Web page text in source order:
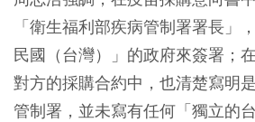
「衛生福利部疾病管制署署長」
民國（台灣）」的政府來簽署；
對方的採購合約中，也清楚寫明
管制署，並未寫有任何「獨立的